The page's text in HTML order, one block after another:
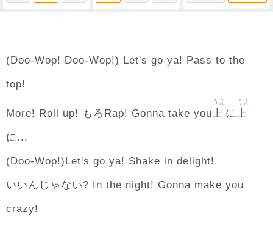
(Doo-Wop! Doo-Wop!) Let's go ya! Pass to the
top!
More! Roll up! もろRap! Gonna take you上
うえ
に上
うえ
に...
(Doo-Wop!)Let's go ya! Shake in delight!
いいんじゃない? In the night! Gonna make you
crazy!